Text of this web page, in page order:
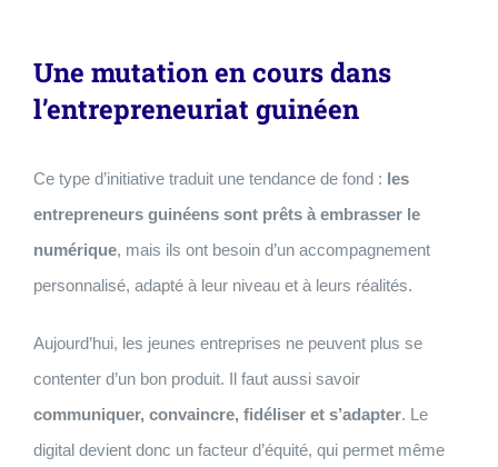
Une mutation en cours dans
l’entrepreneuriat guinéen
Ce type d’initiative traduit une tendance de fond : les
entrepreneurs guinéens sont prêts à embrasser le
numérique, mais ils ont besoin d’un accompagnement
personnalisé, adapté à leur niveau et à leurs réalités.
Aujourd’hui, les jeunes entreprises ne peuvent plus se
contenter d’un bon produit. Il faut aussi savoir
communiquer, convaincre, fidéliser et s’adapter. Le
digital devient donc un facteur d’équité, qui permet même